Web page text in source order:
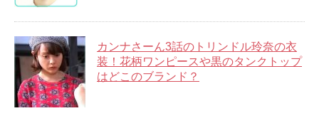
カンナさーん3話のトリンドル玲奈の衣
装！花柄ワンピースや黒のタンクトップ
はどこのブランド？